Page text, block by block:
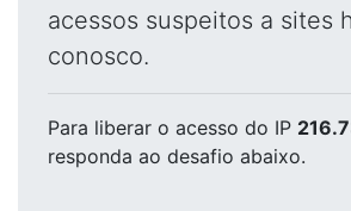
acessos suspeitos a sites
conosco.
Para liberar o acesso do IP
responda ao desafio abaixo.